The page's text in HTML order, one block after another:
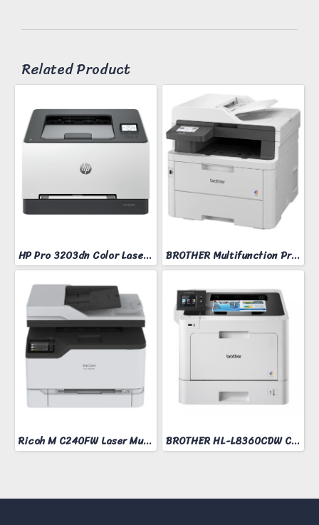
Related Product
HP Pro 3203dn Color Laser Printer BROTHER Multifunction Printer Model MFC-L3760CDW
Ricoh M C240FW Laser Multifunction Printer BROTHER HL-L8360CDW COLOR LASER PRINTER